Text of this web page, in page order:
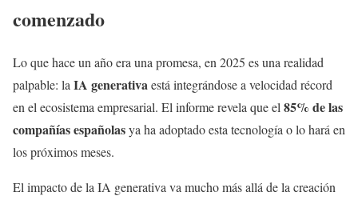
comenzado
Lo que hace un año era una promesa, en 2025 es una realidad
palpable: laIA generativaestá integrándose a velocidad récord
en el ecosistema empresarial. El informe revela que el85% de las
compañías españolasya ha adoptado esta tecnología o lo hará en
los próximos meses.
El impacto de la IA generativa va mucho más allá de la creación